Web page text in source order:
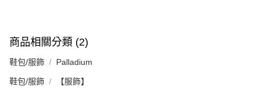
商品相關分類 (2)
鞋包/服飾 Palladium
鞋包/服飾 【服飾】